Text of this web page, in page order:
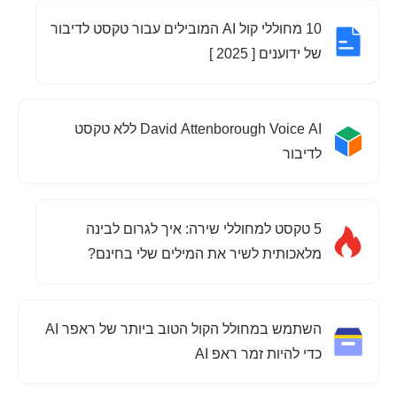
10 מחוללי קול AI המובילים עבור טקסט לדיבור
של ידוענים [ 2025 ]
David Attenborough Voice AI ללא טקסט
לדיבור
5 טקסט למחוללי שירה: איך לגרום לבינה
מלאכותית לשיר את המילים שלי בחינם?
השתמש במחולל הקול הטוב ביותר של ראפר AI
כדי להיות זמר ראפ AI